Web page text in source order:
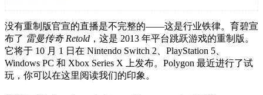
没有重制版官宣的直播是不完整的——这是行业铁律。育碧宣
布了 雷曼传奇 Retold ，这是 2013 年平台跳跃游戏的重制版。
它将于 10 月 1 日在 Nintendo Switch 2、PlayStation 5、
Windows PC 和 Xbox Series X 上发布。Polygon 最近进行了试
玩，你可以在这里阅读我们的印象。